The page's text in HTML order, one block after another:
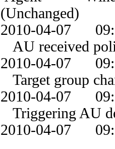
(Unchanged)
2010-04-07
AU received
2010-04-07
Target group
2010-04-07
Triggering AU
2010-04-07